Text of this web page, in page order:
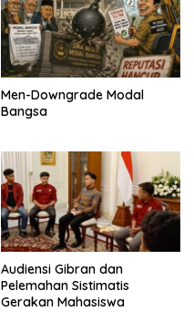
Men-Downgrade Modal
Bangsa
Audiensi Gibran dan
Pelemahan Sistimatis
Gerakan Mahasiswa